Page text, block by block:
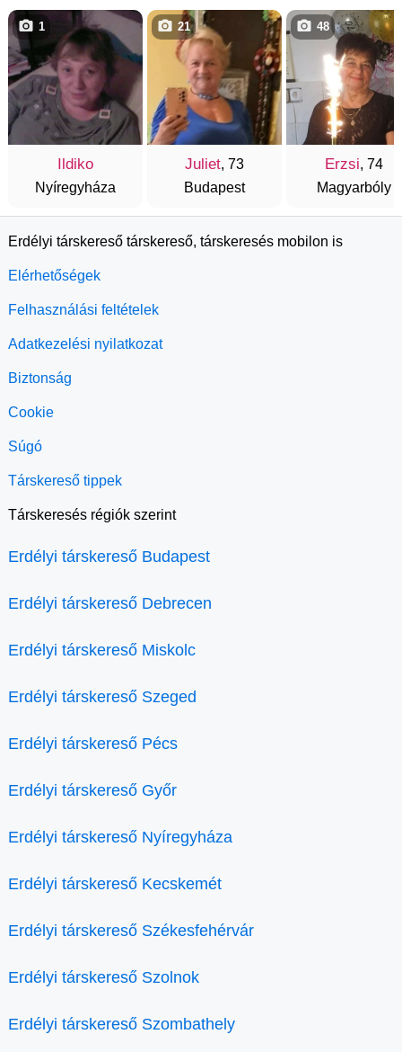
Ildiko
Nyíregyháza
1
Juliet, 73
Budapest
21
Erzsi, 74
Magyarbóly
48
Erdélyi társkereső társkereső, társkeresés mobilon is
Elérhetőségek
Felhasználási feltételek
Adatkezelési nyilatkozat
Biztonság
Cookie
Súgó
Társkereső tippek
Társkeresés régiók szerint
Erdélyi társkereső Budapest
Erdélyi társkereső Debrecen
Erdélyi társkereső Miskolc
Erdélyi társkereső Szeged
Erdélyi társkereső Pécs
Erdélyi társkereső Győr
Erdélyi társkereső Nyíregyháza
Erdélyi társkereső Kecskemét
Erdélyi társkereső Székesfehérvár
Erdélyi társkereső Szolnok
Erdélyi társkereső Szombathely